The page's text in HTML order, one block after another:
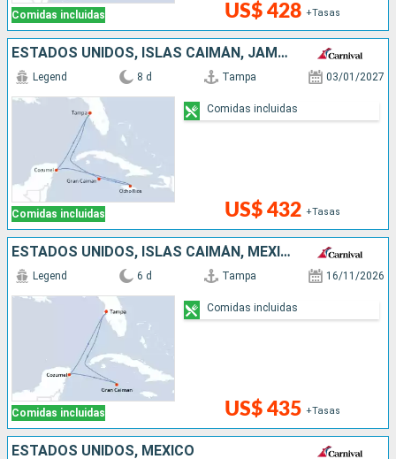
Comidas incluidas US$ 428 +Tasas
ESTADOS UNIDOS, ISLAS CAIMÁN, JAMAICA, MÉXICO
Comidas incluidas
Legend 8 d Tampa 03/01/2027
US$ 432 +Tasas
Comidas incluidas
ESTADOS UNIDOS, ISLAS CAIMÁN, MÉXICO
Comidas incluidas
Legend 6 d Tampa 16/11/2026
US$ 435 +Tasas
Comidas incluidas
ESTADOS UNIDOS, MÉXICO